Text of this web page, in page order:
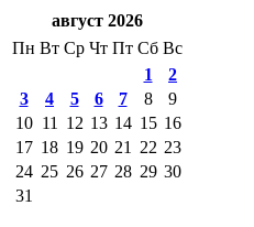
август 2026
Пн Вт Ср Чт Пт Сб Вс
1
2
3
4 5 6 7 8
9
10 11 12 13 14 15 16
17 18 19 20 21 22 23
24 25 26 27 28 29 30
31